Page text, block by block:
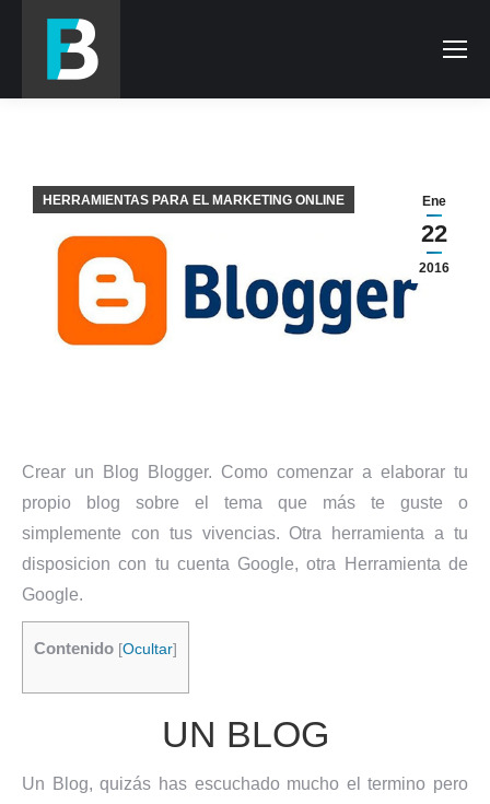
Ene
22
2016
HERRAMIENTAS PARA EL MARKETING ONLINE
Crear un Blog Blogger. Como comenzar a elaborar tu
propio blog sobre el tema que más te guste o
simplemente con tus vivencias. Otra herramienta a tu
disposicion con tu cuenta Google, otra Herramienta de
Google.
Contenido [Ocultar]
UN BLOG
Un Blog, quizás has escuchado mucho el termino pero